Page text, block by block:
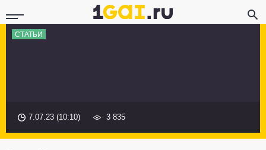
СТАТЬИ
7.07.23 (10:10) 3 835